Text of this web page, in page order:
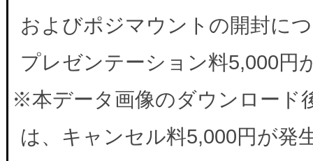
およびポジマウントの開封に
プレゼンテーション料5,000円
※本データ画像のダウンロード
は、キャンセル料5,000円が発